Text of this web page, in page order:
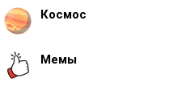
Космос
Мемы